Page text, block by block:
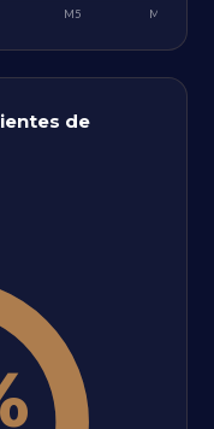
M5 M6
de